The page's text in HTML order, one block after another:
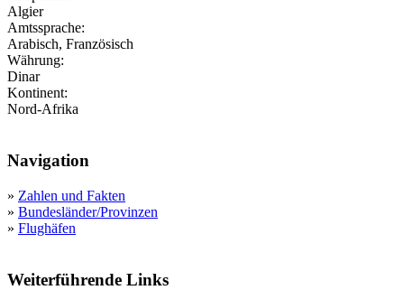
Algier
Amtssprache:
Arabisch, Französisch
Währung:
Dinar
Kontinent:
Nord-Afrika
Navigation
» Zahlen und Fakten
» Bundesländer/Provinzen
» Flughäfen
Weiterführende Links